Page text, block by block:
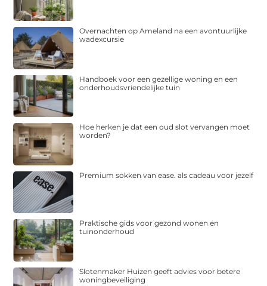
Overnachten op Ameland na een avontuurlijke
wadexcursie
Handboek voor een gezellige woning en een
onderhoudsvriendelijke tuin
Hoe herken je dat een oud slot vervangen moet
worden?
Premium sokken van ease. als cadeau voor jezelf
Praktische gids voor gezond wonen en
tuinonderhoud
Slotenmaker Huizen geeft advies voor betere
woningbeveiliging